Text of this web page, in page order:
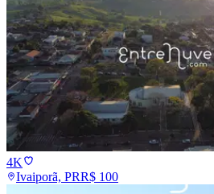
4K
Ivaiporã, PRR$ 100